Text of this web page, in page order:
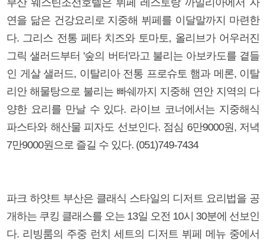
연을 닮은 건강요리로 지중해 뷔페를 이달말까지 마련한
다. 그리스 전통 페타 치즈와 토마토, 올리브가 어우러진
그릭 샐러드부터 '숲의 버터'라고 불리는 아보카도를 곁들
인 게살 샐러드, 이탈리아 전통 프로슈토 햄과 메론, 이탈
리안 해물탕으로 불리는 빠쉐까지 지중해 연안 지역의 다
양한 요리를 만날 수 있다. 라이브 코너에서는 지중해식
파스타와 해산물 피자도 선보인다. 점심 6만9000원, 저녁
7만9000원으로 즐길 수 있다. (051)749-7434
파크 하얏트 부산은 클래식 스타일의 디저트 요리법을 공
개하는 쿠킹 클래스를 오는 13일 오전 10시 30분에 선보인
다. 리빙룸의 주중 런치 세트의 디저트 뷔페 메뉴 중에서